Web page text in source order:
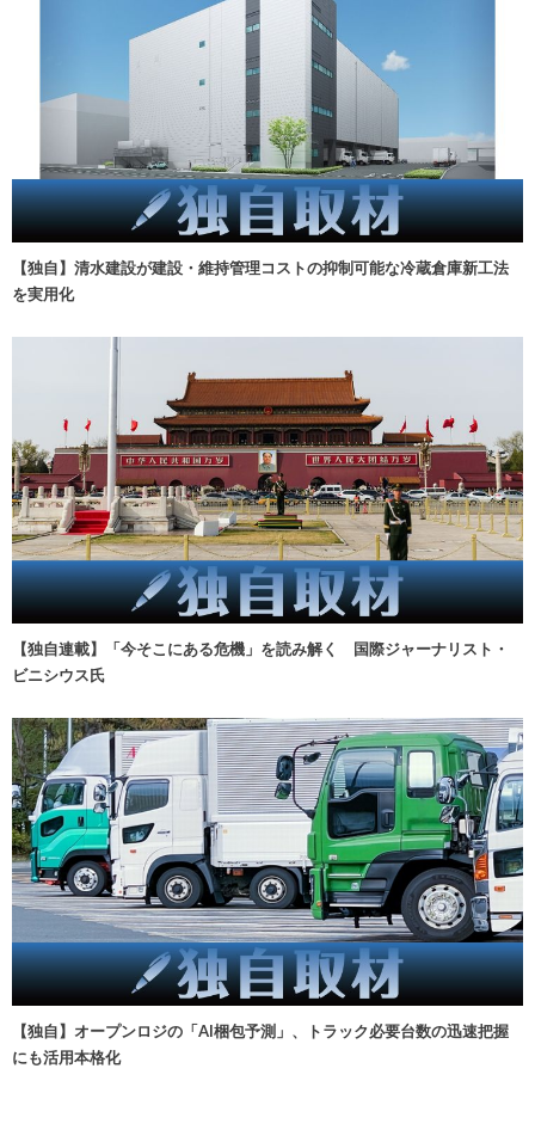
【独自】清水建設が建設・維持管理コストの抑制可能な冷蔵倉庫新工法
を実用化
【独自連載】「今そこにある危機」を読み解く 国際ジャーナリスト・
ビニシウス氏
【独自】オープンロジの「AI梱包予測」、トラック必要台数の迅速把握
にも活用本格化